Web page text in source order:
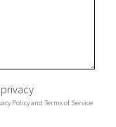
privacy
Policyand Terms of Service